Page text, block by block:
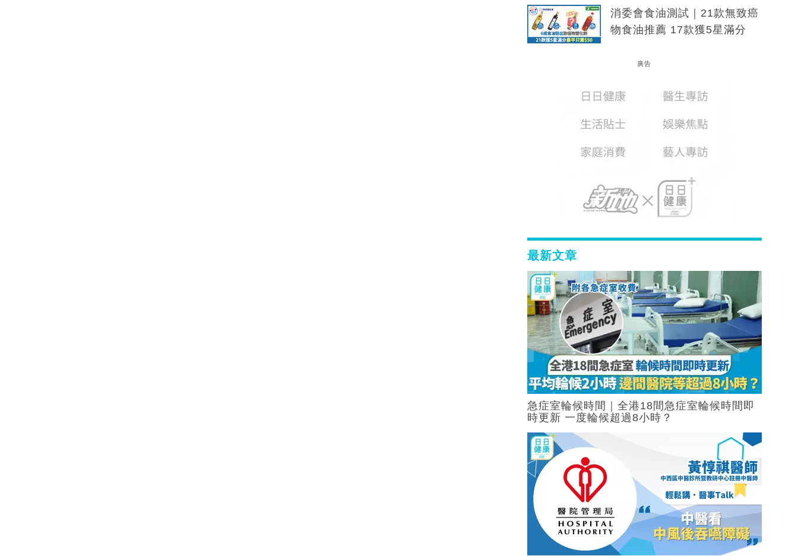
消委會食油測試｜21款無致癌
物食油推薦 17款獲5星滿分
廣告
最新文章
急症室輪候時間｜全港18間急症室輪候時間即
時更新 一度輪候超過8小時？